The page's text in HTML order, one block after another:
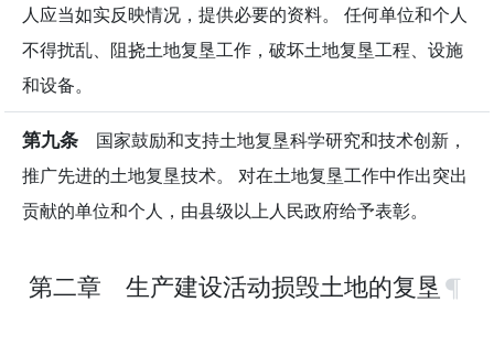
人应当如实反映情况，提供必要的资料。 任何单位和个人
不得扰乱、阻挠土地复垦工作，破坏土地复垦工程、设施
和设备。
第九条 国家鼓励和支持土地复垦科学研究和技术创新，
推广先进的土地复垦技术。 对在土地复垦工作中作出突出
贡献的单位和个人，由县级以上人民政府给予表彰。
第二章 生产建设活动损毁土地的复垦